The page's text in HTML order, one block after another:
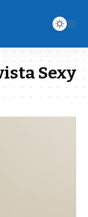
Sexy